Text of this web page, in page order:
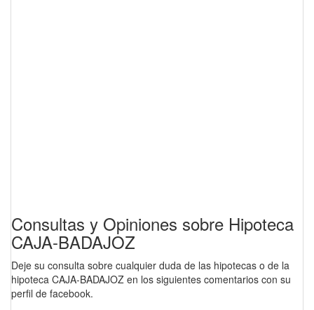
Consultas y Opiniones sobre Hipoteca
CAJA-BADAJOZ
Deje su consulta sobre cualquier duda de las hipotecas o de la
hipoteca CAJA-BADAJOZ en los siguientes comentarios con su
perfil de facebook.